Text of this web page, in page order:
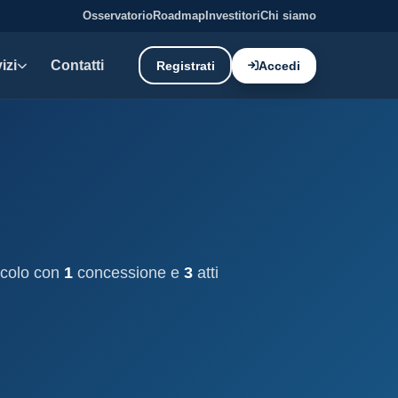
OsservatorioRoadmap InvestitoriChi siamo
Contatti Registrati Accedi
con 1 concessione e 3 atti